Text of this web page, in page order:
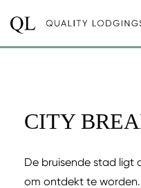
CITY
De bruisende stad ligt
om ontdekt te worden.